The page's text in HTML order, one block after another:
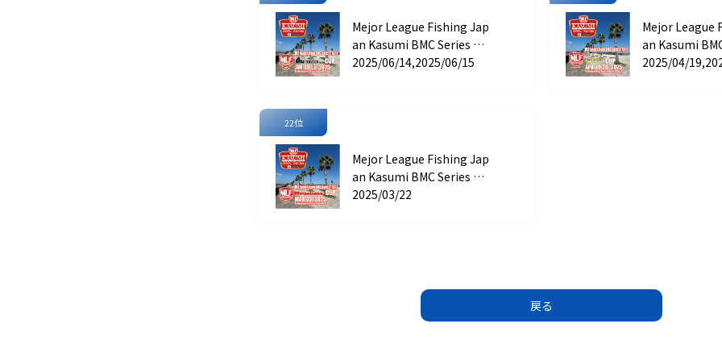
Mejor League Fishing Jap
an Kasumi BMC Series ST
AGE 3 HIDEUP CUP
2025/06/14,2025/06/15
Mejor League
an Kasumi
AGE 2 Gary
2025/04/
22位
Mejor League Fishing Jap
an Kasumi BMC Series ST
AGE 1 Megabass CUP
2025/03/22
戻る